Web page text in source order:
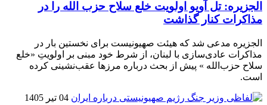
الجزیره: تل آویو اولویت خلع سلاح حزب الله را در
مذاکرات کنار گذاشت
الجزیره مدعی شد که هیئت صهیونیست برای نخستین بار در
مذاکرات عادی‌سازی با لبنان، از شرط خود مبنی بر اولویتِ «خلع
سلاح حزب‌الله » پیش از بحث درباره مرزها عقب‌نشینی کرده
است.
04 تیر 1405